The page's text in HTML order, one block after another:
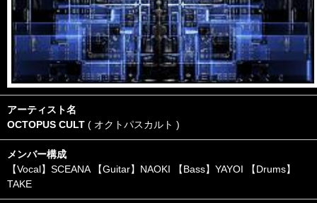
アーティスト名
OCTOPUS CULT ( オクトパスカルト )
メンバー構成
【Vocal】SCEANA 【Guitar】NAOKI 【Bass】YAYOI 【Drums】
TAKE